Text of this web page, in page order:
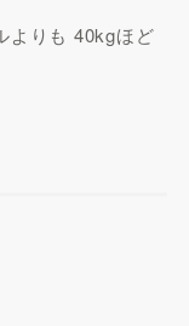
よりも 40kgほど